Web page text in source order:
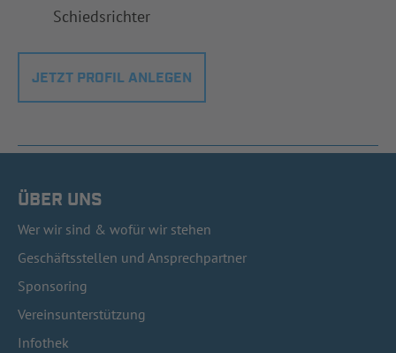
Schiedsrichter
JETZT PROFIL ANLEGEN
ÜBER UNS
Wer wir sind & wofür wir stehen
Geschäftsstellen und Ansprechpartner
Sponsoring
Vereinsunterstützung
Infothek